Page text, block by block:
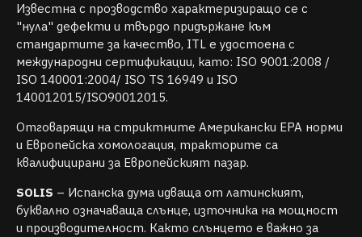
Известна с прозводство характеризиращо се с
"нула" дефекти и твърдо придържане към
стандартите за качество, ITL е удостоена с
международни сертификации, като: ISO 9001:2008 /
ISO 140001:2004/ ISO TS 16949 и ISO
140012015/ISO90012015.
Отговарящи на стриктните Американски EPA норми
и Европейска хомологация, тракторите са
квалифицирани за Европейският пазар.
SOLIS – Испанска дума идваща от латинският,
буквално означаваща слънце, източника на мощност
и производителност. Както слънцето е важно за